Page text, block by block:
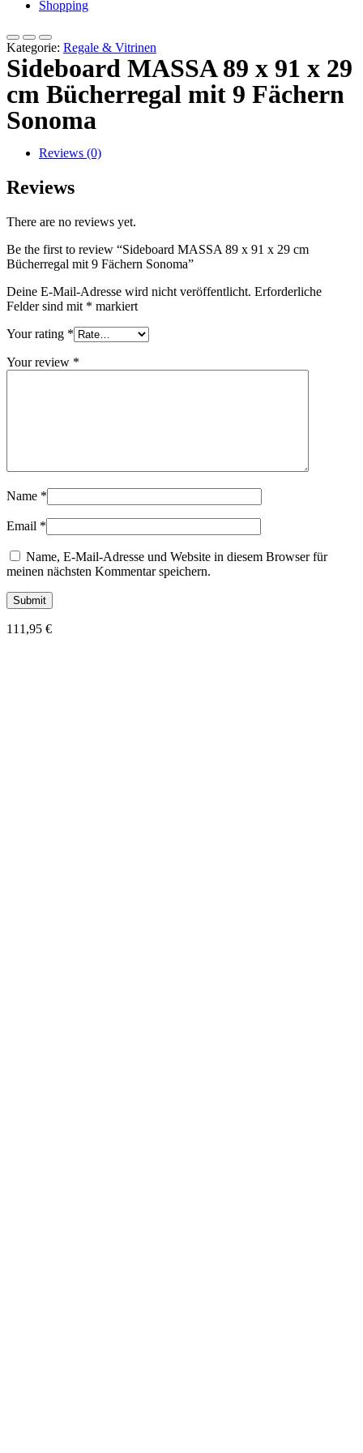
Shopping
Kategorie: Regale & Vitrinen
Sideboard MASSA 89 x 91 x 29
cm Bücherregal mit 9 Fächern
Sonoma
Reviews (0)
Reviews
There are no reviews yet.
Be the first to review “Sideboard MASSA 89 x 91 x 29 cm
Bücherregal mit 9 Fächern Sonoma”
Deine E-Mail-Adresse wird nicht veröffentlicht. Erforderliche
Felder sind mit * markiert
Your rating *
Your review *
Name *
Email *
Name, E-Mail-Adresse und Website in diesem Browser für
meinen nächsten Kommentar speichern.
111,95 €